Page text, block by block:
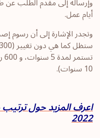
أيام عمل.
وتجدر الإشارة إلى أن رسوم
10 سنوات).
اعرف المزيد حول
2022